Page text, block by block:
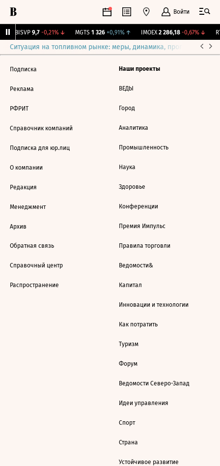
Войти
BISVP 9,7 -0,21%↓ MGTS 1 326 +0,91%↑ IMOEX 2 286,18 -0,67%↓
Ситуация на топливном рынке: меры, динамика, прогнозы
Подписка
Реклама
РФРИТ
Справочник компаний
Подписка для юр.лиц
О компании
Редакция
Менеджмент
Архив
Обратная связь
Справочный центр
Распространение
Наши проекты
ВЕДЫ
Город
Аналитика
Промышленность
Наука
Здоровье
Конференции
Премия Импульс
Правила торговли
Ведомости&
Капитал
Инновации и технологии
Как потратить
Туризм
Форум
Ведомости Северо-Запад
Идеи управления
Спорт
Страна
Устойчивое развитие